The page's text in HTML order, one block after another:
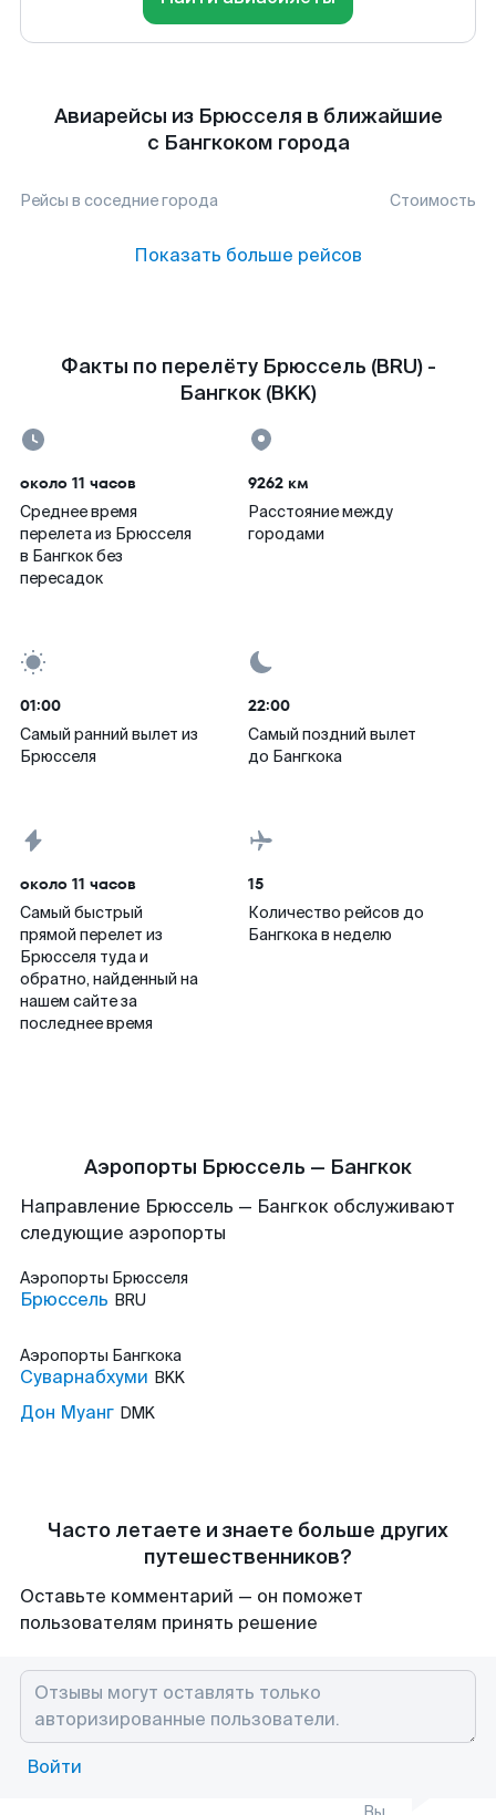
Авиарейсы из Брюсселя в ближайшие
с Бангкоком города
Рейсы в соседние города Стоимость
Показать больше рейсов
Факты по перелёту Брюссель (BRU) -
Бангкок (BKK)
около 11 часов
Среднее время
перелета из Брюсселя
в Бангкок без
пересадок
9262 км
Расстояние между
городами
01:00
Самый ранний вылет из
Брюсселя
22:00
Самый поздний вылет
до Бангкока
около 11 часов
Самый быстрый
прямой перелет из
Брюсселя туда и
обратно, найденный на
нашем сайте за
последнее время
15
Количество рейсов до
Бангкока в неделю
Аэропорты Брюссель — Бангкок
Направление Брюссель — Бангкок обслуживают
следующие аэропорты
Аэропорты Брюсселя
Брюссель BRU
Аэропорты Бангкока
Суварнабхуми BKK
Дон Муанг DMK
Часто летаете и знаете больше других
путешественников?
Оставьте комментарий — он поможет
пользователям принять решение
Войти